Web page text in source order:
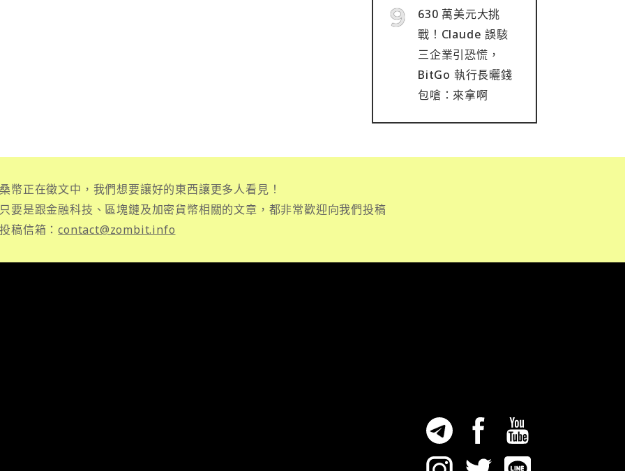
630 萬美元大挑
戰！Claude 誤駭
三企業引恐慌，
BitGo 執行長曬錢
包嗆：來拿啊
桑幣正在徵文中，我們想要讓好的東西讓更多人看見！
只要是跟金融科技、區塊鏈及加密貨幣相關的文章，都非常歡迎向我們投稿
投稿信箱：contact@zombit.info